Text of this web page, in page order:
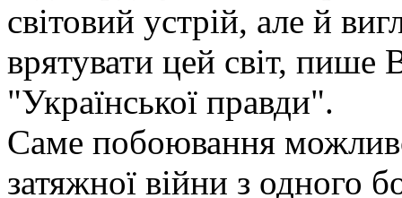
світовий устрій, але й
врятувати цей світ, пише
"Української правди".
Саме побоювання
затяжної війни з одного